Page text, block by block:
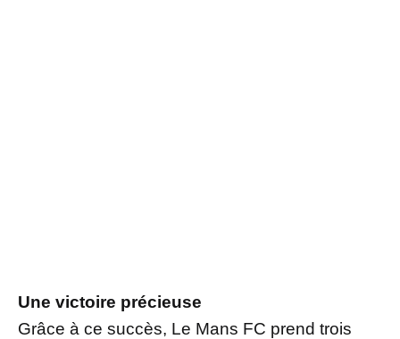
Une victoire précieuse
Grâce à ce succès, Le Mans FC prend trois